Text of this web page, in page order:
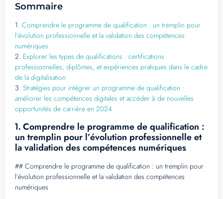
Sommaire
1. Comprendre le programme de qualification : un tremplin pour
l’évolution professionnelle et la validation des compétences
numériques
2. Explorer les types de qualifications : certifications
professionnelles, diplômes, et expériences pratiques dans le cadre
de la digitalisation
3. Stratégies pour intégrer un programme de qualification :
améliorer les compétences digitales et accéder à de nouvelles
opportunités de carrière en 2024
1. Comprendre le programme de qualification :
un tremplin pour l’évolution professionnelle et
la validation des compétences numériques
## Comprendre le programme de qualification : un tremplin pour
l’évolution professionnelle et la validation des compétences
numériques